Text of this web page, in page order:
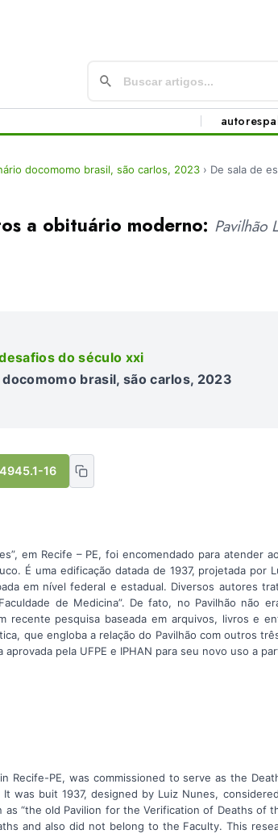
autores
docomomo brasil, são carlos, 2023 › De sala de
a obituário moderno: Pavilhão
do século xxi
brasil, são carlos, 2023
16
em Recife – PE, foi encomendado para atender
É uma edificação datada de 1937, projetada por
em nível federal e estadual. Diversos autores
de Medicina”. De fato, no Pavilhão não
recente pesquisa baseada em arquivos, livros e
que engloba a relação do Pavilhão com outros
pela UFPE e IPHAN para seu novo uso a
Recife-PE, was commissioned to serve as the
was buit 1937, designed by Luiz Nunes,
“the old Pavilion for the Verification of Deaths of
and also did not belong to the Faculty. This